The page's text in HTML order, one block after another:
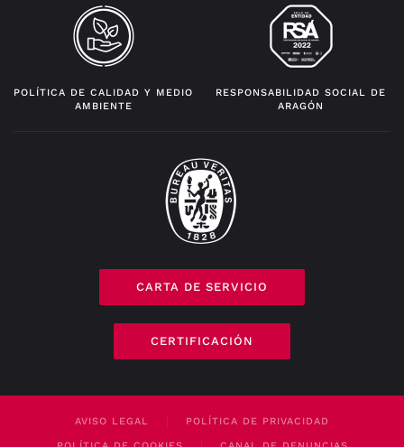
POLÍTICA DE CALIDAD Y MEDIO
AMBIENTE
RESPONSABILIDAD SOCIAL DE
ARAGÓN
CARTA DE SERVICIO
CERTIFICACIÓN
AVISO LEGAL POLÍTICA DE PRIVACIDAD